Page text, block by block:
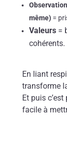
même)=
Valeurs=
cohérents.
En liant
transforme
Et puis
facile à